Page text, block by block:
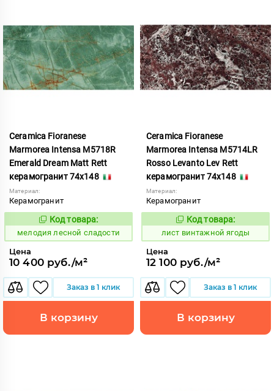
Ceramica Fioranese
Marmorea Intensa M5718R
Emerald Dream Matt Rett
керамогранит 74x148
Материал:
Керамогранит
958970
Код товара:
мелодия лесной сладости
Цена
10 400 руб./м²
Заказ в 1 клик
В корзину
Ceramica Fioranese
Marmorea Intensa M5714LR
Rosso Levanto Lev Rett
керамогранит 74x148
Материал:
Керамогранит
876999
Код товара:
лист винтажной ягоды
Цена
12 100 руб./м²
Заказ в 1 клик
В корзину